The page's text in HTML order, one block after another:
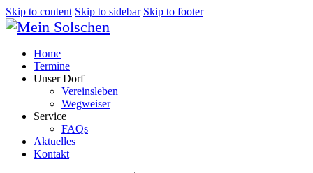
Skip to content Skip to sidebar Skip to footer
Home
Termine
Unser Dorf
Vereinsleben
Wegweiser
Service
FAQs
Aktuelles
Kontakt